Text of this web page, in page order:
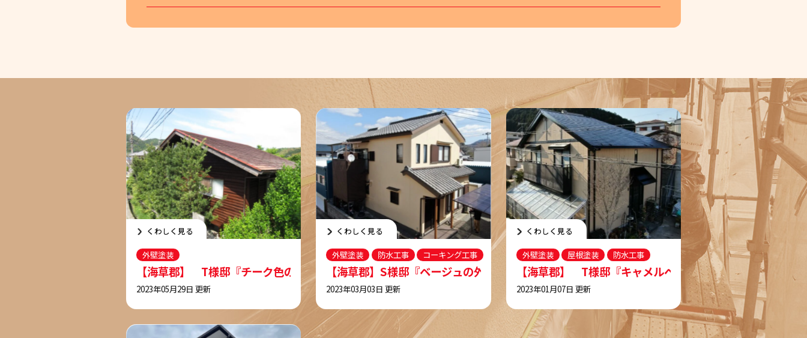
くわしく見る
【海草郡】 T様邸『チーク色のウッドデッキが新築のようで素敵な仕上がりに…✧₊°』
2023年05月29日 更新
外壁塗装
くわしく見る
【海草郡】S様邸『ベージュの外壁で穏やかな印象の素敵な仕上がりに…✧₊°』インテグラルコー
2023年03月03日 更新
外壁塗装 防水工事 コーキング工事
くわしく見る
【海草郡】 T様邸『キャメルベージュの外壁にブラック
2023年01月07日 更新
外壁塗装 屋根塗装
防水工事
コーキング工事